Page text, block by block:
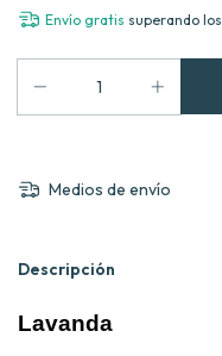
Envío gratis superando los
Medios de envío
Descripción
Lavanda